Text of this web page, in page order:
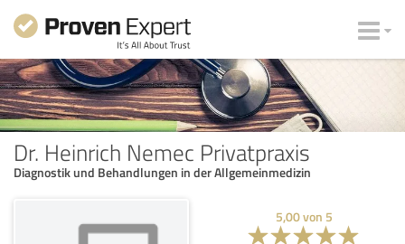
Dr. Heinrich Nemec Privatpraxis
Diagnostik und Behandlungen in der Allgemeinmedizin
5,00von 5